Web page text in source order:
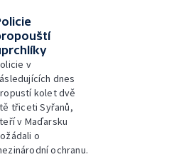
v
dnes
kolet dvě
třiceti Syřanů,
v Maďarsku
o
ochranu.